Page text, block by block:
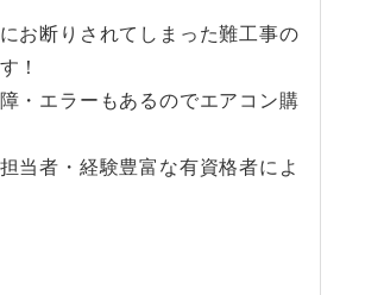
お断りされてしまった難工事の
！
・エラーもあるのでエアコン購
当者・経験豊富な有資格者によ